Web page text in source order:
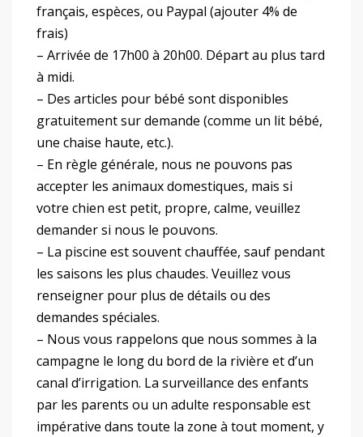
français, espèces, ou Paypal (ajouter 4% de
frais)
– Arrivée de 17h00 à 20h00. Départ au plus tard
à midi.
– Des articles pour bébé sont disponibles
gratuitement sur demande (comme un lit bébé,
une chaise haute, etc.).
– En règle générale, nous ne pouvons pas
accepter les animaux domestiques, mais si
votre chien est petit, propre, calme, veuillez
demander si nous le pouvons.
– La piscine est souvent chauffée, sauf pendant
les saisons les plus chaudes. Veuillez vous
renseigner pour plus de détails ou des
demandes spéciales.
– Nous vous rappelons que nous sommes à la
campagne le long du bord de la rivière et d’un
canal d’irrigation. La surveillance des enfants
par les parents ou un adulte responsable est
impérative dans toute la zone à tout moment, y